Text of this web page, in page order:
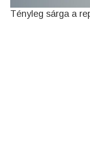
Tényleg sárga a